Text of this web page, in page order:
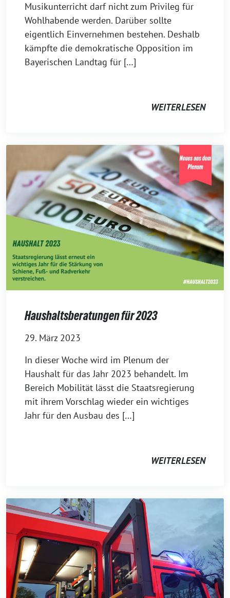
Musikunterricht darf nicht zum Privileg für
Wohlhabende werden. Darüber sollte
eigentlich Einvernehmen bestehen. Deshalb
kämpfte die demokratische Opposition im
Bayerischen Landtag für […]
WEITERLESEN
Haushaltsberatungen für 2023
29. März 2023
In dieser Woche wird im Plenum der
Haushalt für das Jahr 2023 behandelt. Im
Bereich Mobilität lässt die Staatsregierung
mit ihrem Vorschlag wieder ein wichtiges
Jahr für den Ausbau des […]
WEITERLESEN